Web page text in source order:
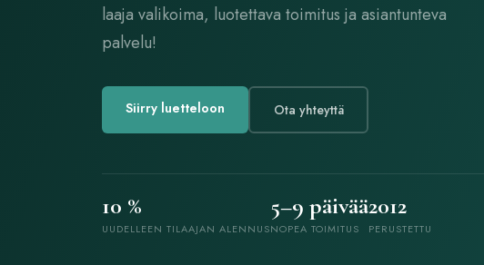
laaja valikoima, luotettava toimitus ja asiantunteva
palvelu!
Siirry luetteloon Ota yhteyttä
10 %
UUDELLEEN TILAAJAN ALENNUS
5–9 päivää
NOPEA TOIMITUS
2012
PERUSTETTU